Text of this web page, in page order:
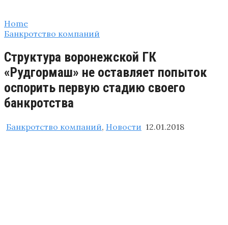
Home
Банкротство компаний
Структура воронежской ГК
«Рудгормаш» не оставляет попыток
оспорить первую стадию своего
банкротства
Банкротство компаний, Новости 12.01.2018